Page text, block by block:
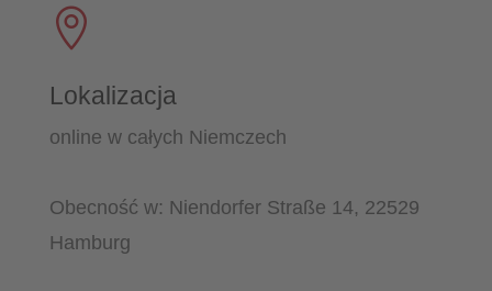

Lokalizacja
online w całych Niemczech
Obecność w: Niendorfer Straße 14, 22529
Hamburg